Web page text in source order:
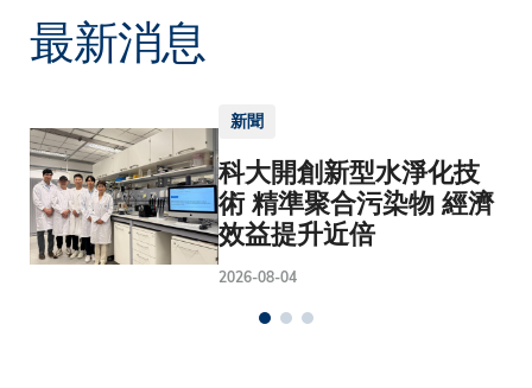
最新消息
新聞
科大開創新型水淨化技
術 精準聚合污染物 經濟
效益提升近倍
2026-08-04